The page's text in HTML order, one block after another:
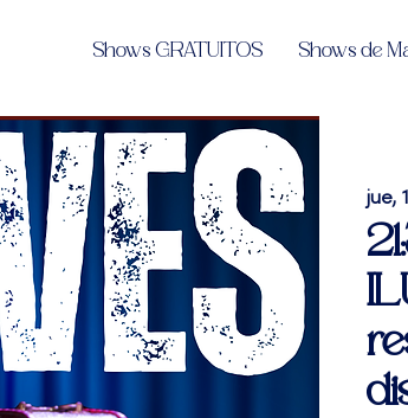
Shows GRATUITOS Shows de
jue,